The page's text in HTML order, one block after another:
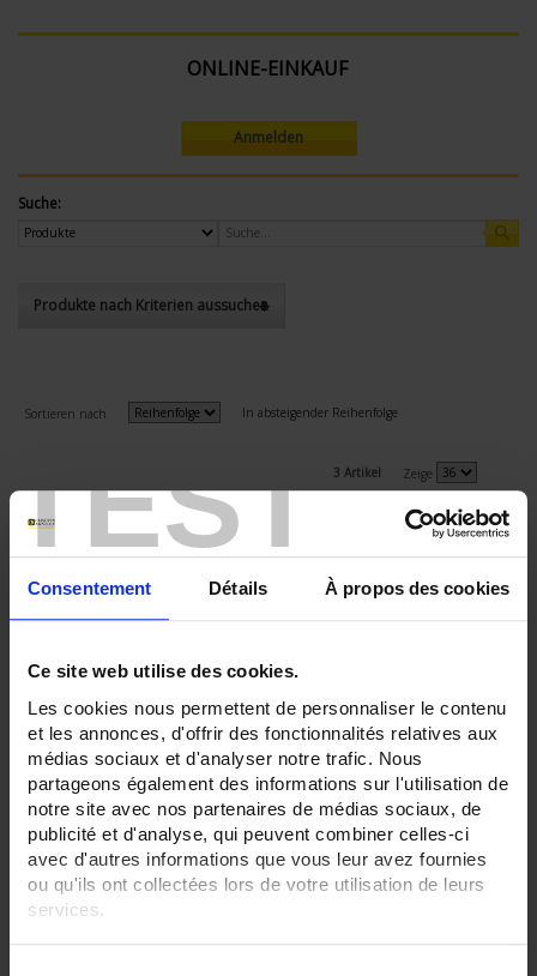
TEST
Consentement Détails À propos des cookies
Ce site web utilise des cookies.
Les cookies nous permettent de personnaliser le contenu
et les annonces, d'offrir des fonctionnalités relatives aux
médias sociaux et d'analyser notre trafic. Nous
partageons également des informations sur l'utilisation de
notre site avec nos partenaires de médias sociaux, de
publicité et d'analyse, qui peuvent combiner celles-ci
avec d'autres informations que vous leur avez fournies
ou qu'ils ont collectées lors de votre utilisation de leurs
services.
ONLINE-EINKAUF
Anmelden
Suche:
Produkte nach Kriterien aussuchen
Sortieren nach In absteigender Reihenfolge
3 Artikel Zeige
CA 1621
Temperatur-Kalibrator für Thermoelemente
J, K, T, E, R, S, B, N